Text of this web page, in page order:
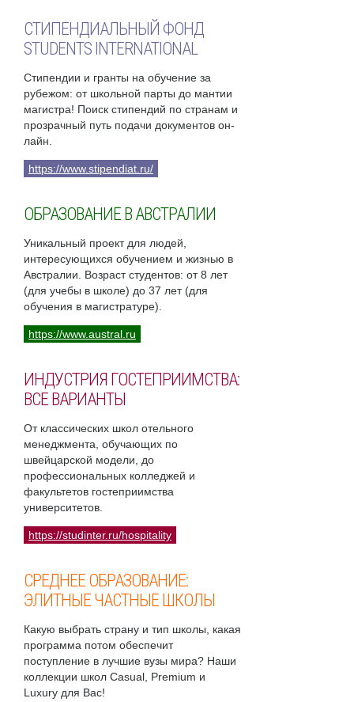
СТИПЕНДИАЛЬНЫЙ ФОНД
STUDENTS INTERNATIONAL
Стипендии и гранты на обучение за
рубежом: от школьной парты до мантии
магистра! Поиск стипендий по странам и
прозрачный путь подачи документов он-
лайн.
https://www.stipendiat.ru/
ОБРАЗОВАНИЕ В АВСТРАЛИИ
Уникальный проект для людей,
интересующихся обучением и жизнью в
Австралии. Возраст студентов: от 8 лет
(для учебы в школе) до 37 лет (для
обучения в магистратуре).
https://www.austral.ru
ИНДУСТРИЯ ГОСТЕПРИИМСТВА:
ВСЕ ВАРИАНТЫ
От классических школ отельного
менеджмента, обучающих по
швейцарской модели, до
профессиональных колледжей и
факультетов гостеприимства
университетов.
https://studinter.ru/hospitality
СРЕДНЕЕ ОБРАЗОВАНИЕ:
ЭЛИТНЫЕ ЧАСТНЫЕ ШКОЛЫ
Какую выбрать страну и тип школы, какая
программа потом обеспечит
поступление в лучшие вузы мира? Наши
коллекции школ Casual, Premium и
Luxury для Вас!